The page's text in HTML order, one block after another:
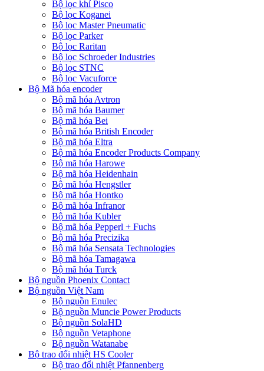
Bộ lọc khí Pisco
Bộ lọc Koganei
Bộ lọc Master Pneumatic
Bộ lọc Parker
Bộ lọc Raritan
Bộ lọc Schroeder Industries
Bộ lọc STNC
Bộ lọc Vacuforce
Bộ Mã hóa encoder
Bộ mã hóa Avtron
Bộ mã hóa Baumer
Bộ mã hóa Bei
Bộ mã hóa British Encoder
Bộ mã hóa Eltra
Bộ mã hóa Encoder Products Company
Bộ mã hóa Harowe
Bộ mã hóa Heidenhain
Bộ mã hóa Hengstler
Bộ mã hóa Hontko
Bộ mã hóa Infranor
Bộ mã hóa Kubler
Bộ mã hóa Pepperl + Fuchs
Bộ mã hóa Precizika
Bộ mã hóa Sensata Technologies
Bộ mã hóa Tamagawa
Bộ mã hóa Turck
Bộ nguồn Phoenix Contact
Bộ nguồn Việt Nam
Bộ nguồn Enulec
Bộ nguồn Muncie Power Products
Bộ nguồn SolaHD
Bộ nguồn Vetaphone
Bộ nguồn Watanabe
Bộ trao đổi nhiệt HS Cooler
Bộ trao đổi nhiệt Pfannenberg